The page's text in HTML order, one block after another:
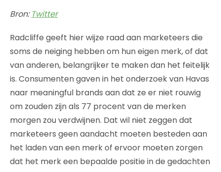
Bron: Twitter
Radcliffe geeft hier wijze raad aan marketeers die
soms de neiging hebben om hun eigen merk, of dat
van anderen, belangrijker te maken dan het feitelijk
is. Consumenten gaven in het onderzoek van Havas
naar meaningful brands aan dat ze er niet rouwig
om zouden zijn als 77 procent van de merken
morgen zou verdwijnen. Dat wil niet zeggen dat
marketeers geen aandacht moeten besteden aan
het laden van een merk of ervoor moeten zorgen
dat het merk een bepaalde positie in de gedachten